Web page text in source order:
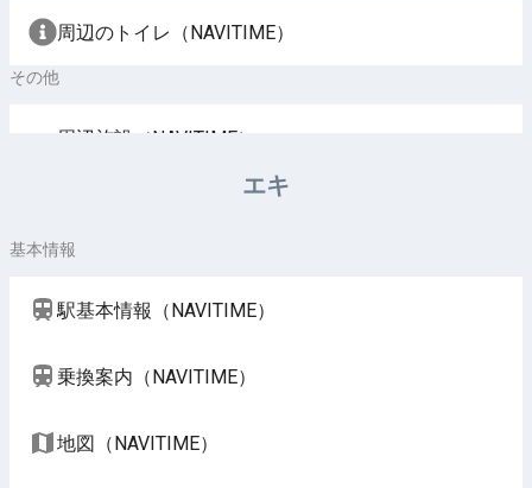
周辺のトイレ（NAVITIME）
その他
周辺施設（NAVITIME）
エキ
基本情報
駅基本情報（NAVITIME）
乗換案内（NAVITIME）
地図（NAVITIME）